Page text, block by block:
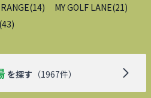
(14) MY GOLF LANE(21 )
(43)
を探す （1967件）